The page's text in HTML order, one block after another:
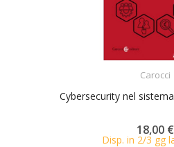
Carocci
Cybersecurity nel
18,00 €
Disp. in 2/3 gg